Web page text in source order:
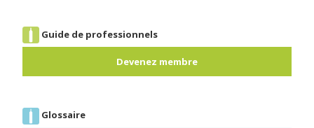
Guide de professionnels
Devenez membre
Glossaire